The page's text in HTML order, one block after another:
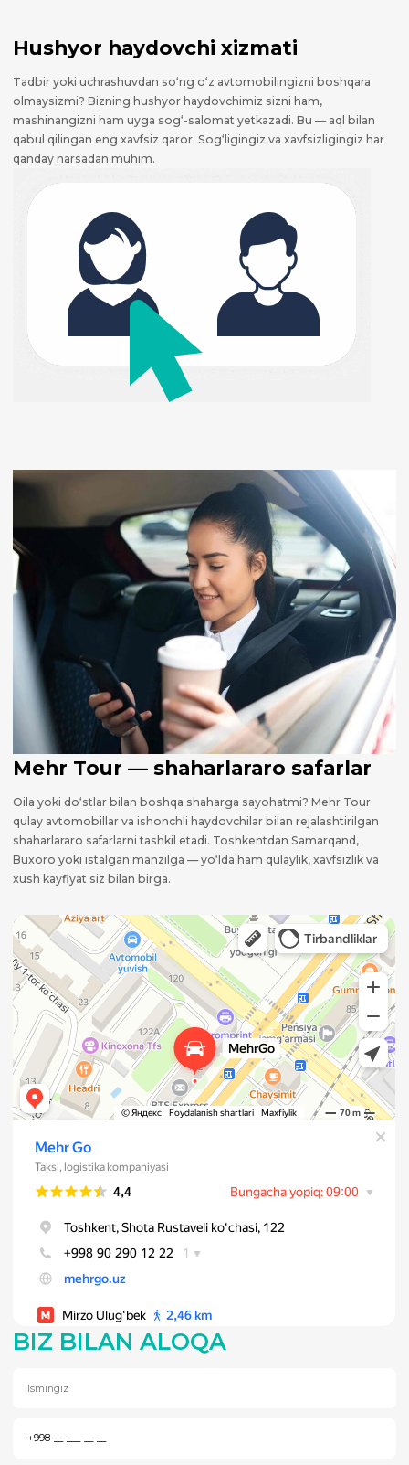
Hushyor haydovchi xizmati
Tadbir yoki uchrashuvdan so‘ng o‘z avtomobilingizni boshqara
olmaysizmi? Bizning hushyor haydovchimiz sizni ham,
mashinangizni ham uyga sog‘-salomat yetkazadi. Bu — aql bilan
qabul qilingan eng xavfsiz qaror. Sog‘ligingiz va xavfsizligingiz har
qanday narsadan muhim.
Mehr Tour — shaharlararo safarlar
Oila yoki do‘stlar bilan boshqa shaharga sayohatmi? Mehr Tour
qulay avtomobillar va ishonchli haydovchilar bilan rejalashtirilgan
shaharlararo safarlarni tashkil etadi. Toshkentdan Samarqand,
Buxoro yoki istalgan manzilga — yo‘lda ham qulaylik, xavfsizlik va
xush kayfiyat siz bilan birga.
BIZ BILAN ALOQA